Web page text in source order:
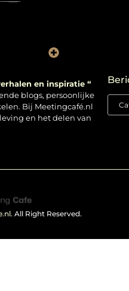
en inspiratie “
blogs, persoonlijke
Bij Meetingcafé.nl
en het delen van
. All Right Reserved.